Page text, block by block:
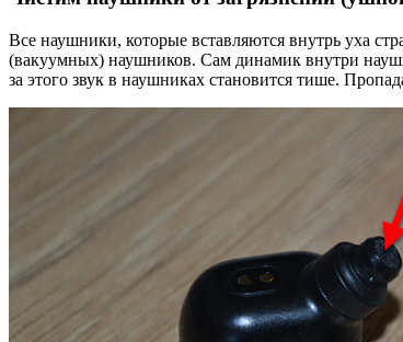
Все наушники, которые вставляются внутрь уха
(вакуумных) наушников. Сам динамик внутри
за этого звук в наушниках становится тише.